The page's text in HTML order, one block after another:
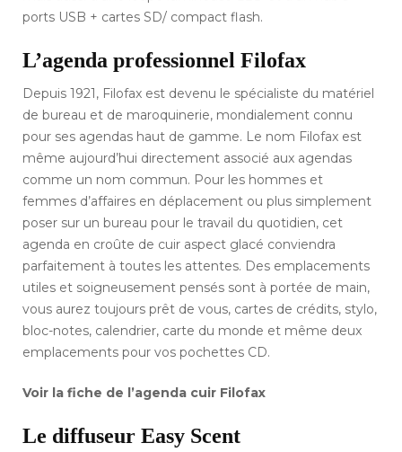
ports USB + cartes SD/ compact flash.
L’agenda professionnel Filofax
Depuis 1921, Filofax est devenu le spécialiste du matériel
de bureau et de maroquinerie, mondialement connu
pour ses agendas haut de gamme. Le nom Filofax est
même aujourd’hui directement associé aux agendas
comme un nom commun. Pour les hommes et
femmes d’affaires en déplacement ou plus simplement
poser sur un bureau pour le travail du quotidien, cet
agenda en croûte de cuir aspect glacé conviendra
parfaitement à toutes les attentes. Des emplacements
utiles et soigneusement pensés sont à portée de main,
vous aurez toujours prêt de vous, cartes de crédits, stylo,
bloc-notes, calendrier, carte du monde et même deux
emplacements pour vos pochettes CD.
Voir la fiche de l’agenda cuir Filofax
Le diffuseur Easy Scent